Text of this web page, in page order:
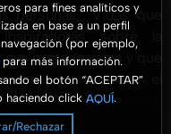
para fines analíticos y
en base a un perfil
(por ejemplo,
para más información.
el botón “ACEPTAR”
haciendo click AQUÍ.
Rechazar
personas, "Vidas que
sobre la
protagonistas y que
y te mostraran el
sus hijos.
Osuna, rector de la